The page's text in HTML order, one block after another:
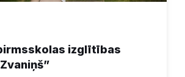
izglītības